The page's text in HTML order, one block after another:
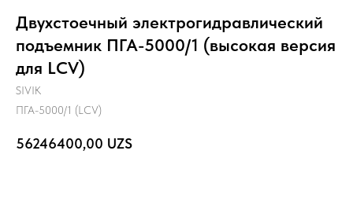
Двухстоечный электрогидравлический
подъемник ПГА-5000/1 (высокая версия
для LCV)
SIVIK
ПГА-5000/1 (LCV)
56246400,00 UZS